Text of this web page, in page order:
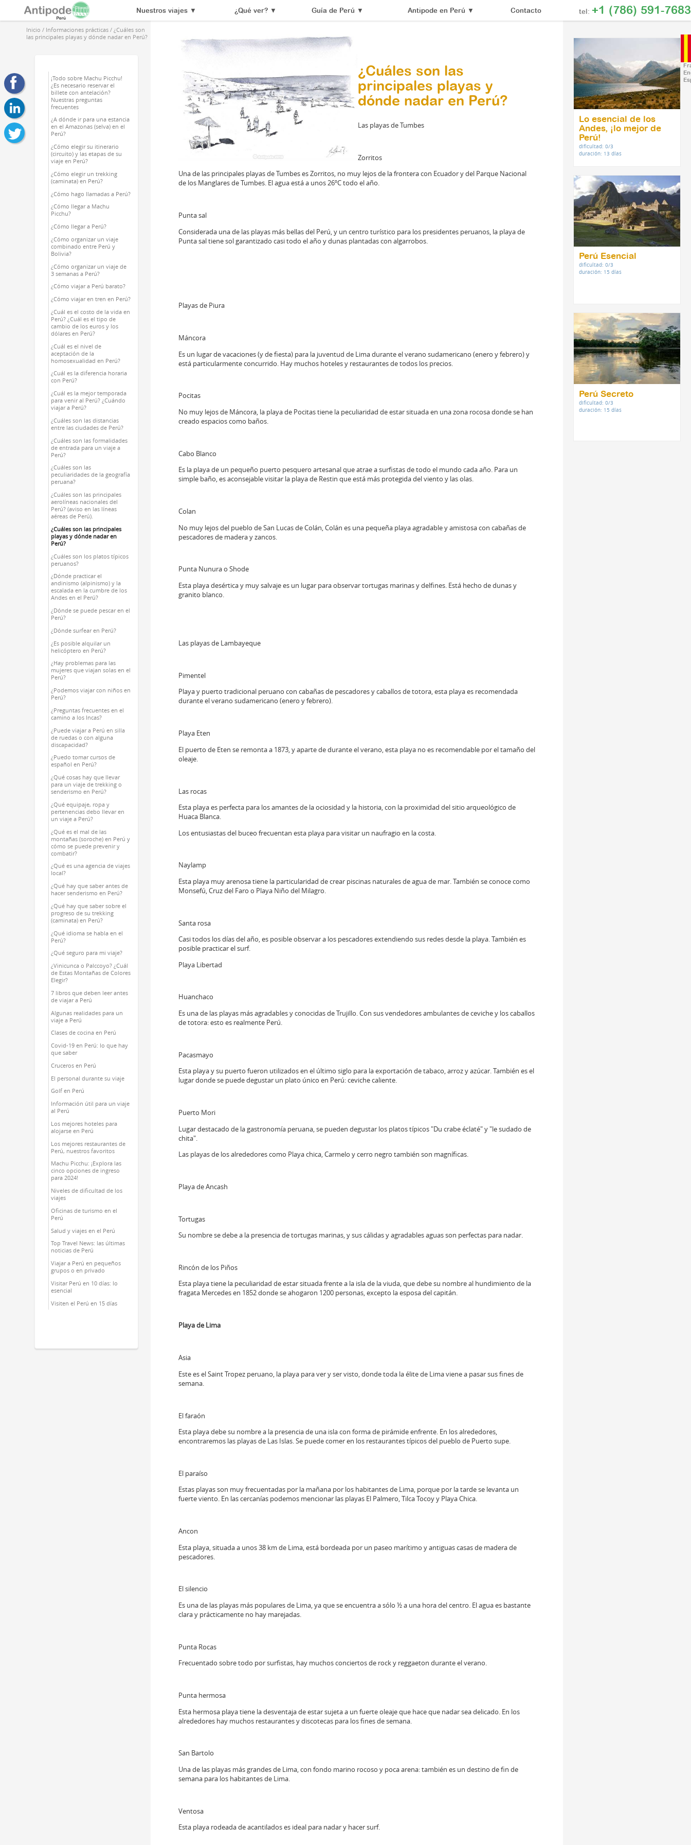
Nuestros viajes▼ ¿Qué ver?▼ Guía de Perú ▼ Antipode en Perú ▼ Contacto tel: +1 (786) 591-7683
Inicio / Informaciones prácticas/ ¿Cuáles son
las principales playas y dónde nadar en Perú?
¡Todo sobre Machu Picchu!
¿Es necesario reservar el
billete con antelación?
Nuestras preguntas
frecuentes
¿A dónde ir para una estancia
en el Amazonas (selva) en el
Perú?
¿Cómo elegir su itinerario
(circuito) y las etapas de su
viaje en Perú?
¿Cómo elegir un trekking
(caminata) en Perú?
¿Cómo hago llamadas a Perú?
¿Cómo llegar a Machu
Picchu?
¿Cómo llegar a Perú?
¿Cómo organizar un viaje
combinado entre Perú y
Bolivia?
¿Cómo organizar un viaje de
3 semanas a Perú?
¿Cómo viajar a Perú barato?
¿Cómo viajar en tren en Perú?
¿Cuál es el costo de la vida en
Perú? ¿Cuál es el tipo de
cambio de los euros y los
dólares en Perú?
¿Cuál es el nivel de
aceptación de la
homosexualidad en Perú?
¿Cuál es la diferencia horaria
con Perú?
¿Cuál es la mejor temporada
para venir al Perú? ¿Cuándo
viajar a Perú?
¿Cuáles son las distancias
entre las ciudades de Perú?
¿Cuáles son las formalidades
de entrada para un viaje a
Perú?
¿Cuáles son las
peculiaridades de la geografía
peruana?
¿Cuáles son las principales
aerolíneas nacionales del
Perú? (aviso en las líneas
aéreas de Perú).
¿Cuáles son las principales
playas y dónde nadar en
Perú?
¿Cuáles son los platos típicos
peruanos?
¿Dónde practicar el
andinismo (alpinismo) y la
escalada en la cumbre de los
Andes en el Perú?
¿Dónde se puede pescar en el
Perú?
¿Dónde surfear en Perú?
¿Es posible alquilar un
helicóptero en Perú?
¿Hay problemas para las
mujeres que viajan solas en el
Perú?
¿Podemos viajar con niños en
Perú?
¿Preguntas frecuentes en el
camino a los Incas?
¿Puede viajar a Perú en silla
de ruedas o con alguna
discapacidad?
¿Puedo tomar cursos de
español en Perú?
¿Qué cosas hay que llevar
para un viaje de trekking o
senderismo en Perú?
¿Qué equipaje, ropa y
pertenencias debo llevar en
un viaje a Perú?
¿Qué es el mal de las
montañas (soroche) en Perú y
cómo se puede prevenir y
combatir?
¿Qué es una agencia de viajes
local?
¿Qué hay que saber antes de
hacer senderismo en Perú?
¿Qué hay que saber sobre el
progreso de su trekking
(caminata) en Perú?
¿Qué idioma se habla en el
Perú?
¿Qué seguro para mi viaje?
¿Vinicunca o Palccoyo? ¿Cuál
de Estas Montañas de Colores
Elegir?
7 libros que deben leer antes
de viajar a Perú
Algunas realidades para un
viaje a Perú
Clases de cocina en Perú
Covid-19 en Perú: lo que hay
que saber
Cruceros en Perú
El personal durante su viaje
Golf en Perú
Información útil para un viaje
al Perú
Los mejores hoteles para
alojarse en Perú
Los mejores restaurantes de
Perú, nuestros favoritos
Machu Picchu: ¡Explora las
cinco opciones de ingreso
para 2024!
Niveles de dificultad de los
viajes
Oficinas de turismo en el
Perú
Salud y viajes en el Perú
Top Travel News: las últimas
noticias de Perú
Viajar a Perú en pequeños
grupos o en privado
Visitar Perú en 10 días: lo
esencial
Visiten el Perú en 15 días
¿Cuáles son las
principales playas y
dónde nadar en Perú?
Las playas de Tumbes
Zorritos
Una de las principales playas de Tumbes es Zorritos, no muy lejos de la frontera con Ecuador y del Parque Nacional
de los Manglares de Tumbes. El agua está a unos 26ºC todo el año.
Punta sal
Considerada una de las playas más bellas del Perú, y un centro turístico para los presidentes peruanos, la playa de
Punta sal tiene sol garantizado casi todo el año y dunas plantadas con algarrobos.
Playas de Piura
Máncora
Es un lugar de vacaciones (y de fiesta) para la juventud de Lima durante el verano sudamericano (enero y febrero) y
está particularmente concurrido. Hay muchos hoteles y restaurantes de todos los precios.
Pocitas
No muy lejos de Máncora, la playa de Pocitas tiene la peculiaridad de estar situada en una zona rocosa donde se han
creado espacios como baños.
Cabo Blanco
Es la playa de un pequeño puerto pesquero artesanal que atrae a surfistas de todo el mundo cada año. Para un
simple baño, es aconsejable visitar la playa de Restin que está más protegida del viento y las olas.
Colan
No muy lejos del pueblo de San Lucas de Colán, Colán es una pequeña playa agradable y amistosa con cabañas de
pescadores de madera y zancos.
Punta Nunura o Shode
Esta playa desértica y muy salvaje es un lugar para observar tortugas marinas y delfines. Está hecho de dunas y
granito blanco.
Las playas de Lambayeque
Pimentel
Playa y puerto tradicional peruano con cabañas de pescadores y caballos de totora, esta playa es recomendada
durante el verano sudamericano (enero y febrero).
Playa Eten
El puerto de Eten se remonta a 1873, y aparte de durante el verano, esta playa no es recomendable por el tamaño del
oleaje.
Las rocas
Esta playa es perfecta para los amantes de la ociosidad y la historia, con la proximidad del sitio arqueológico de
Huaca Blanca.
Los entusiastas del buceo frecuentan esta playa para visitar un naufragio en la costa.
Naylamp
Esta playa muy arenosa tiene la particularidad de crear piscinas naturales de agua de mar. También se conoce como
Monsefú, Cruz del Faro o Playa Niño del Milagro.
Santa rosa
Casi todos los días del año, es posible observar a los pescadores extendiendo sus redes desde la playa. También es
posible practicar el surf.
Playa Libertad
Huanchaco
Es una de las playas más agradables y conocidas de Trujillo. Con sus vendedores ambulantes de ceviche y los caballos
de totora: esto es realmente Perú.
Pacasmayo
Esta playa y su puerto fueron utilizados en el último siglo para la exportación de tabaco, arroz y azúcar. También es el
lugar donde se puede degustar un plato único en Perú: ceviche caliente.
Puerto Mori
Lugar destacado de la gastronomía peruana, se pueden degustar los platos típicos "Du crabe éclaté" y "le sudado de
chita".
Las playas de los alrededores como Playa chica, Carmelo y cerro negro también son magníficas.
Playa de Ancash
Tortugas
Su nombre se debe a la presencia de tortugas marinas, y sus cálidas y agradables aguas son perfectas para nadar.
Rincón de los Piños
Esta playa tiene la peculiaridad de estar situada frente a la isla de la viuda, que debe su nombre al hundimiento de la
fragata Mercedes en 1852 donde se ahogaron 1200 personas, excepto la esposa del capitán.
Playa de Lima
Asia
Este es el Saint Tropez peruano, la playa para ver y ser visto, donde toda la élite de Lima viene a pasar sus fines de
semana.
El faraón
Esta playa debe su nombre a la presencia de una isla con forma de pirámide enfrente. En los alrededores,
encontraremos las playas de Las Islas. Se puede comer en los restaurantes típicos del pueblo de Puerto supe.
El paraíso
Estas playas son muy frecuentadas por la mañana por los habitantes de Lima, porque por la tarde se levanta un
fuerte viento. En las cercanías podemos mencionar las playas El Palmero, Tilca Tocoy y Playa Chica.
Ancon
Esta playa, situada a unos 38 km de Lima, está bordeada por un paseo marítimo y antiguas casas de madera de
pescadores.
El silencio
Es una de las playas más populares de Lima, ya que se encuentra a sólo ½ a una hora del centro. El agua es bastante
clara y prácticamente no hay marejadas.
Punta Rocas
Frecuentado sobre todo por surfistas, hay muchos conciertos de rock y reggaeton durante el verano.
Punta hermosa
Esta hermosa playa tiene la desventaja de estar sujeta a un fuerte oleaje que hace que nadar sea delicado. En los
alrededores hay muchos restaurantes y discotecas para los fines de semana.
San Bartolo
Una de las playas más grandes de Lima, con fondo marino rocoso y poca arena: también es un destino de fin de
semana para los habitantes de Lima.
Ventosa
Esta playa rodeada de acantilados es ideal para nadar y hacer surf.
Lo esencial de los
Andes, ¡lo mejor de
Perú!
dificultad: 0/3
duración: 13 días
Perú Esencial
dificultad: 0/3
duración: 15 días
Perú Secreto
dificultad: 0/3
duración: 15 días